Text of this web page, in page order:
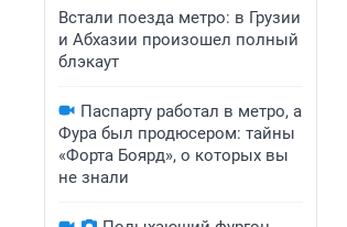
Встали поезда метро: в Грузии
и Абхазии произошел полный
блэкаут
Паспарту работал в метро, а
Фура был продюсером: тайны
«Форта Боярд», о которых вы
не знали